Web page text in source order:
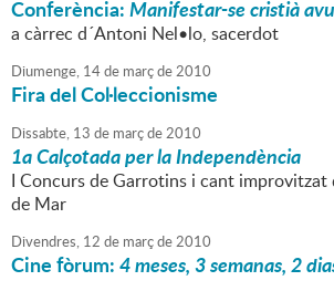
Conferència:Manifestar-se cristià
a càrrec d´Antoni Nel•lo, sacerdot
Diumenge, 14de marçde2010
Fira del Col·leccionisme
Dissabte, 13 de marçde2010
1a Calçotada per la Independència
I Concurs de Garrotins i cant improvitzat
de Mar
Divendres, 12 de marçde2010
Cine fòrum:4 meses, 3 semanas, 2